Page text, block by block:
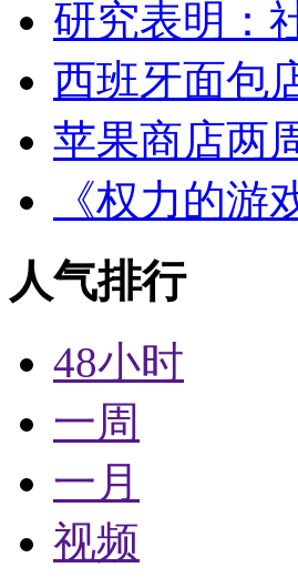
研究表明：
西班牙面包
苹果商店两
《权力的
人气排行
48小时
一周
一月
视频